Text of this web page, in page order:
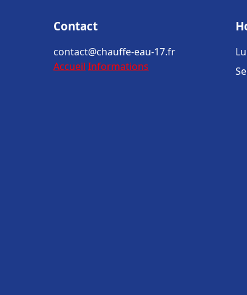
Contact
contact@chauffe-eau-17.fr
Accueil Informations